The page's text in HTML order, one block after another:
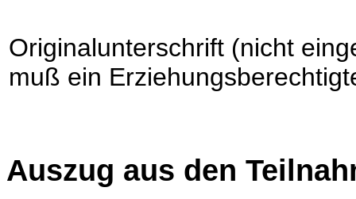
Originalunterschrift (nicht
muß ein
Auszug aus den